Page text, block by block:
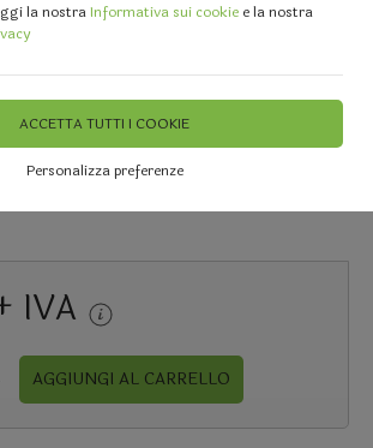
la nostraInformativa sui cookie e la nostra
ACCETTA TUTTI I COOKIE
Personalizza preferenze
x imbottitura -
Fioristi e Aziende -
IVA
AGGIUNGI AL CARRELLO